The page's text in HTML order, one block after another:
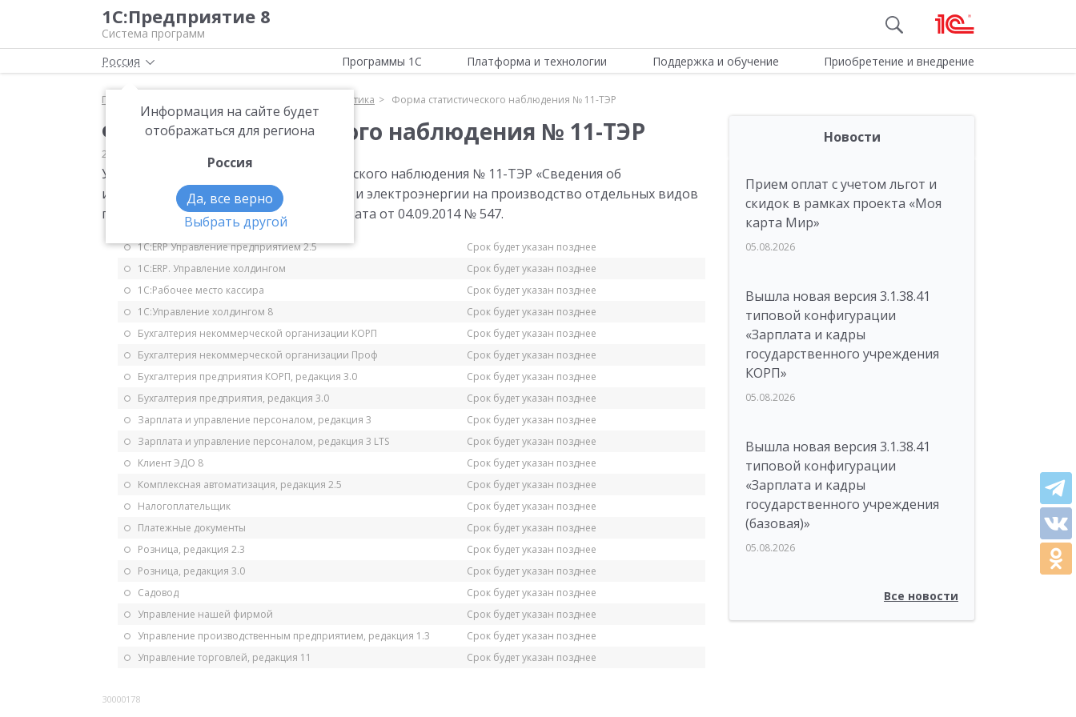
1С:Предприятие 8
Система программ
Россия
Информация на сайте будет
отображаться для региона
Россия
Да, все верно
Выбрать другой
Программы 1С Платформа и технологии Поддержка и обучение Приобретение и внедрение
Главная Статистика Форма статистического наблюдения № 11-ТЭР
Форма статистического наблюдения № 11-ТЭР
23.09.2014
Утверждена годовая форма статистического наблюдения № 11-ТЭР «Сведения об
использовании топлива, теплоэнергии и электроэнергии на производство отдельных видов
продукции, работ (услуг)». Приказ Росстата от 04.09.2014 № 547.
1С:ERP Управление предприятием 2.5
Срок будет указан позднее
1С:ERP. Управление холдингом
Срок будет указан позднее
1С:Рабочее место кассира
Срок будет указан позднее
1С:Управление холдингом 8
Срок будет указан позднее
Бухгалтерия некоммерческой организации КОРП
Срок будет указан позднее
Бухгалтерия некоммерческой организации Проф
Срок будет указан позднее
Бухгалтерия предприятия КОРП, редакция 3.0
Срок будет указан позднее
Бухгалтерия предприятия, редакция 3.0
Срок будет указан позднее
Зарплата и управление персоналом, редакция 3
Срок будет указан позднее
Зарплата и управление персоналом, редакция 3 LTS
Срок будет указан позднее
Клиент ЭДО 8
Срок будет указан позднее
Комплексная автоматизация, редакция 2.5
Срок будет указан позднее
Налогоплательщик
Срок будет указан позднее
Платежные документы
Срок будет указан позднее
Розница, редакция 2.3
Срок будет указан позднее
Розница, редакция 3.0
Срок будет указан позднее
Садовод
Срок будет указан позднее
Управление нашей фирмой
Срок будет указан позднее
Управление производственным предприятием, редакция 1.3
Срок будет указан позднее
Управление торговлей, редакция 11
Срок будет указан позднее
30000178
Новости
Прием оплат с учетом льгот и
скидок в рамках проекта «Моя
карта Мир»
05.08.2026
Вышла новая версия 3.1.38.41
типовой конфигурации
«Зарплата и кадры
государственного учреждения
КОРП»
05.08.2026
Вышла новая версия 3.1.38.41
типовой конфигурации
«Зарплата и кадры
государственного учреждения
(базовая)»
05.08.2026
Все новости